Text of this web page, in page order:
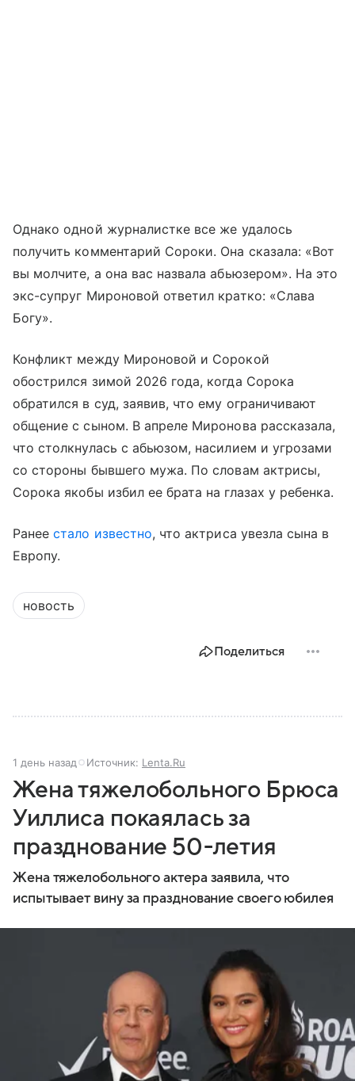
Однако одной журналистке все же удалось
получить комментарий Сороки. Она сказала: «Вот
вы молчите, а она вас назвала абьюзером». На это
экс-супруг Мироновой ответил кратко: «Слава
Богу».
Конфликт между Мироновой и Сорокой
обострился зимой 2026 года, когда Сорока
обратился в суд, заявив, что ему ограничивают
общение с сыном. В апреле Миронова рассказала,
что столкнулась с абьюзом, насилием и угрозами
со стороны бывшего мужа. По словам актрисы,
Сорока якобы избил ее брата на глазах у ребенка.
Ранеестало известно, что актриса увезла сына в
Европу.
новость
Поделиться
1 день назад Источник: Lenta.Ru
Жена тяжелобольного Брюса
Уиллиса покаялась за
празднование 50-летия
Жена тяжелобольного актера заявила, что
испытывает вину за празднование своего юбилея